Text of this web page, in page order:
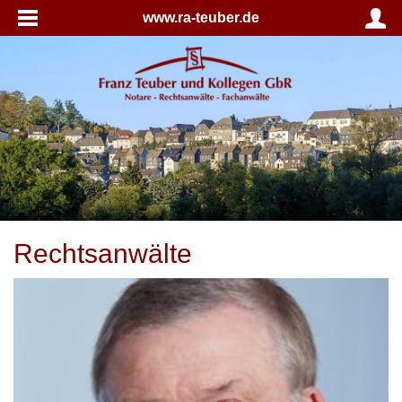
www.ra-teuber.de
Rechtsanwälte